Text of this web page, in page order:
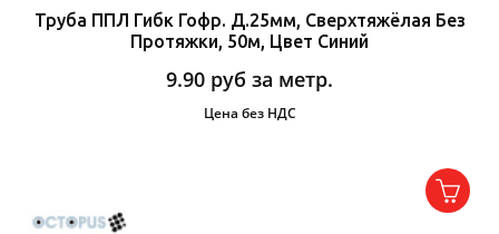
Труба ППЛ Гибк Гофр. Д.25мм, Сверхтяжёлая Без
Протяжки, 50м, Цвет Синий
9.90 руб за метр.
Цена без НДС